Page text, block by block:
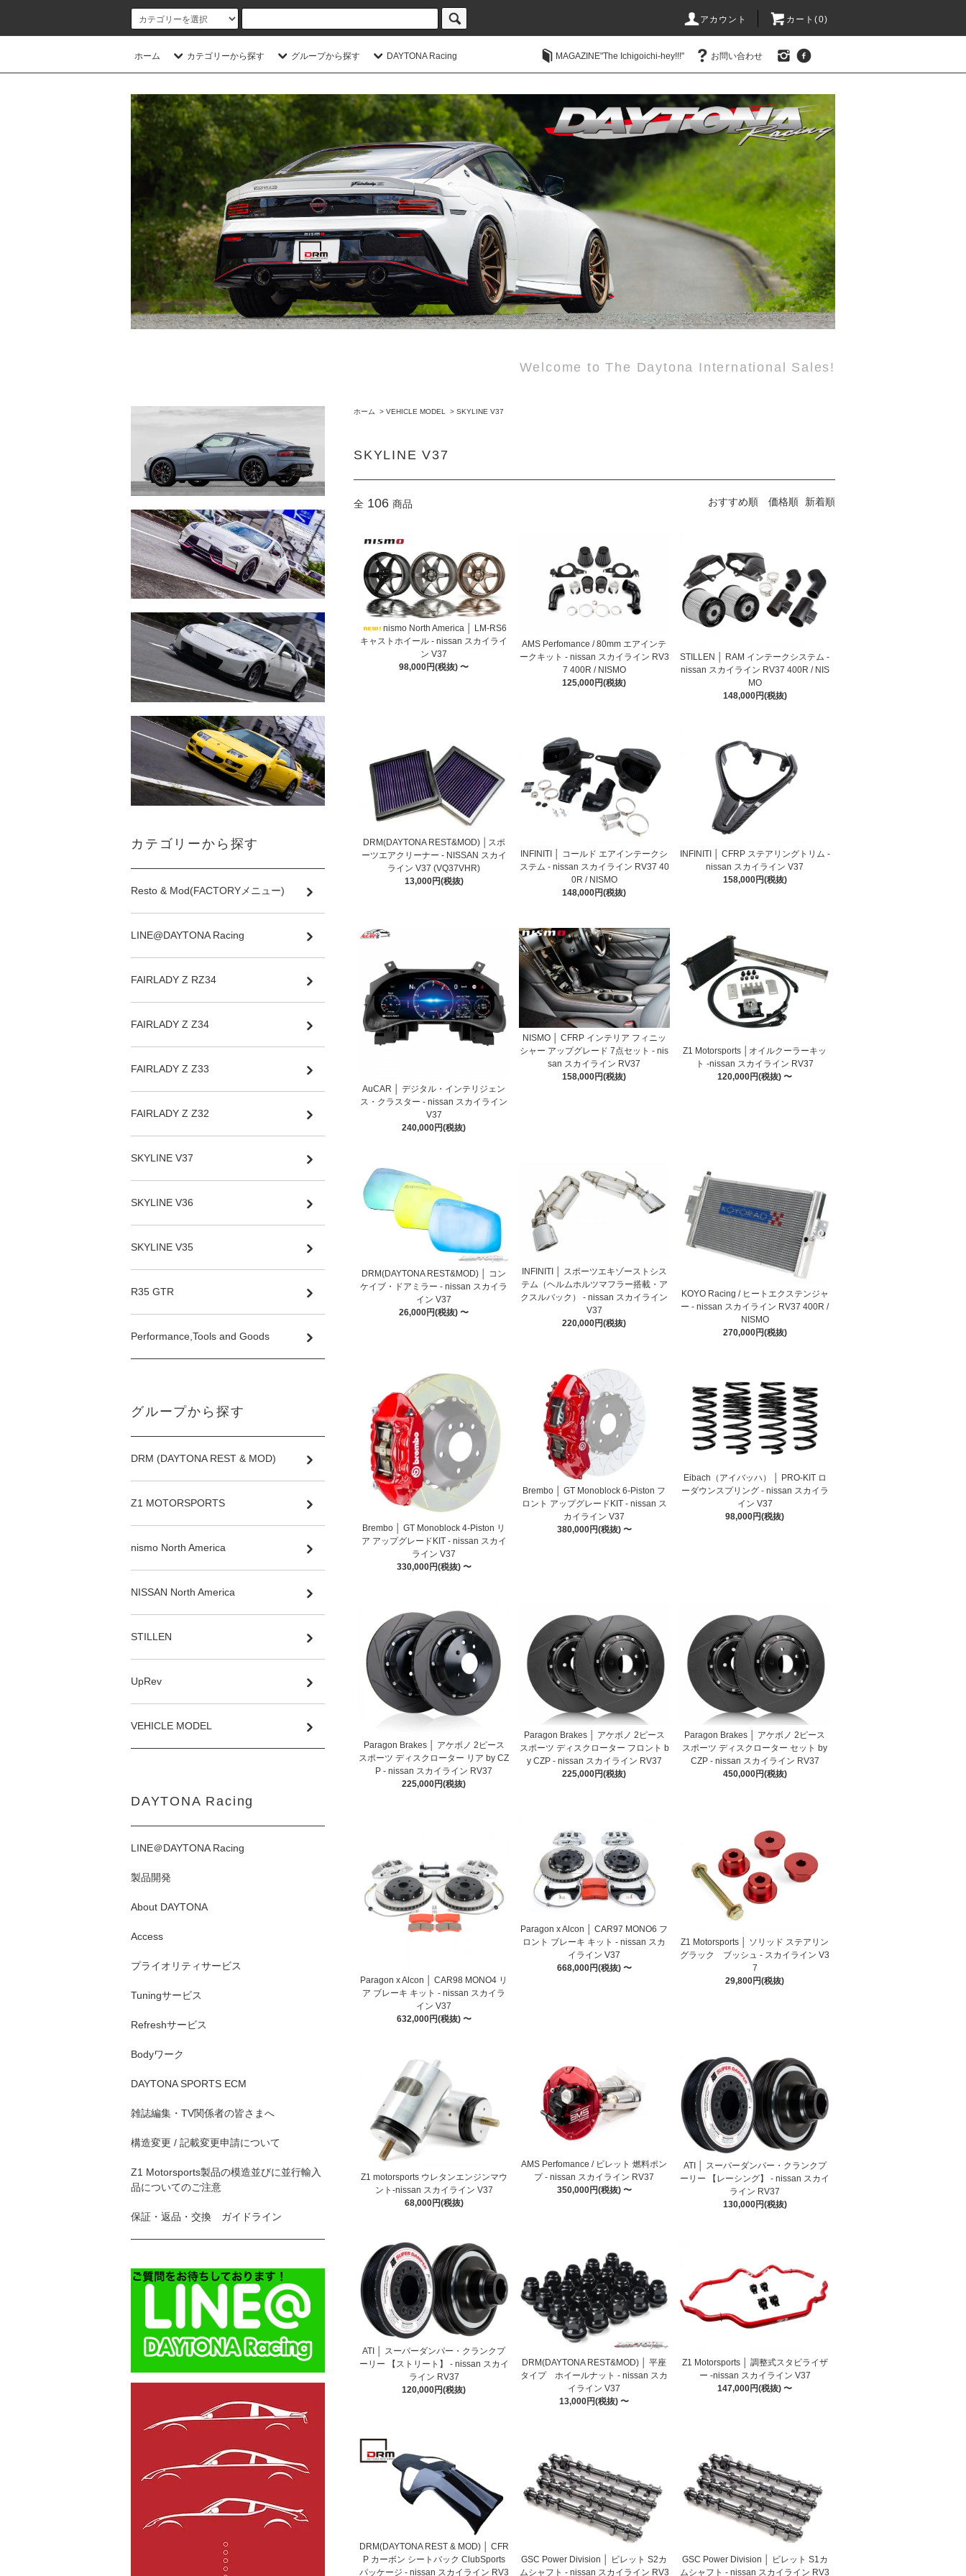
アカウント カート(0)
ホーム カテゴリーから探す グループから探す DAYTONA Racing MAGAZINE"The Ichigoichi-hey!!!" お問い合わせ
Welcome to The Daytona International Sales!
ホーム > VEHICLE MODEL > SKYLINE V37
SKYLINE V37
全 106 商品 おすすめ順 価格順 新着順
nismo North America │ LM-RS6
キャストホイール - nissan スカイライ
ン V37
98,000円(税抜) 〜
AMS Perfomance / 80mm エアインテ
ークキット - nissan スカイライン RV3
7 400R / NISMO
125,000円(税抜)
STILLEN │ RAM インテークシステム -
nissan スカイライン RV37 400R / NIS
MO
148,000円(税抜)
DRM(DAYTONA REST&MOD) │スポ
ーツエアクリーナー - NISSAN スカイ
ライン V37 (VQ37VHR)
13,000円(税抜)
INFINITI │ コールド エアインテークシ
ステム - nissan スカイライン RV37 40
0R / NISMO
148,000円(税抜)
INFINITI │ CFRP ステアリングトリム -
nissan スカイライン V37
158,000円(税抜)
AuCAR │ デジタル・インテリジェン
ス・クラスター - nissan スカイライン
V37
240,000円(税抜)
NISMO │ CFRP インテリア フィニッ
シャー アップグレード 7点セット - nis
san スカイライン RV37
158,000円(税抜)
Z1 Motorsports │オイルクーラーキッ
ト -nissan スカイライン RV37
120,000円(税抜) 〜
DRM(DAYTONA REST&MOD) │ コン
ケイブ・ドアミラー - nissan スカイラ
イン V37
26,000円(税抜) 〜
INFINITI │ スポーツエキゾーストシス
テム（ヘルムホルツマフラー搭載・ア
クスルバック） - nissan スカイライン
V37
220,000円(税抜)
KOYO Racing / ヒートエクステンジャ
ー - nissan スカイライン RV37 400R /
NISMO
270,000円(税抜)
Brembo │ GT Monoblock 4-Piston リ
ア アップグレードKIT - nissan スカイ
ライン V37
330,000円(税抜) 〜
Brembo │ GT Monoblock 6-Piston フ
ロント アップグレードKIT - nissan ス
カイライン V37
380,000円(税抜) 〜
Eibach（アイバッハ） │ PRO-KIT ロ
ーダウンスプリング - nissan スカイラ
イン V37
98,000円(税抜)
Paragon Brakes │ アケボノ 2ピース
スポーツ ディスクローター リア by CZ
P - nissan スカイライン RV37
225,000円(税抜)
Paragon Brakes │ アケボノ 2ピース
スポーツ ディスクローター フロント b
y CZP - nissan スカイライン RV37
225,000円(税抜)
Paragon Brakes │ アケボノ 2ピース
スポーツ ディスクローター セット by
CZP - nissan スカイライン RV37
450,000円(税抜)
Paragon x Alcon │ CAR98 MONO4 リ
ア ブレーキ キット - nissan スカイラ
イン V37
632,000円(税抜) 〜
Paragon x Alcon │ CAR97 MONO6 フ
ロント ブレーキ キット - nissan スカ
イライン V37
668,000円(税抜) 〜
Z1 Motorsports │ ソリッド ステアリン
グラック ブッシュ - スカイライン V3
7
29,800円(税抜)
Z1 motorsports ウレタンエンジンマウ
ント-nissan スカイライン V37
68,000円(税抜)
AMS Perfomance / ビレット 燃料ポン
プ - nissan スカイライン RV37
350,000円(税抜) 〜
ATI │ スーパーダンパー・クランクプ
ーリー 【レーシング】 - nissan スカイ
ライン RV37
130,000円(税抜)
ATI │ スーパーダンパー・クランクプ
ーリー 【ストリート】 - nissan スカイ
ライン RV37
120,000円(税抜)
DRM(DAYTONA REST&MOD) │ 平座
タイプ ホイールナット - nissan スカ
イライン V37
13,000円(税抜) 〜
Z1 Motorsports │ 調整式スタビライザ
ー -nissan スカイライン V37
147,000円(税抜) 〜
DRM(DAYTONA REST & MOD) │ CFR
P カーボン シートバック ClubSports
パッケージ - nissan スカイライン RV3
GSC Power Division │ ビレット S2カ
ムシャフト - nissan スカイライン RV3
GSC Power Division │ ビレット S1カ
ムシャフト - nissan スカイライン RV3
カテゴリーから探す
Resto & Mod(FACTORYメニュー)
LINE@DAYTONA Racing
FAIRLADY Z RZ34
FAIRLADY Z Z34
FAIRLADY Z Z33
FAIRLADY Z Z32
SKYLINE V37
SKYLINE V36
SKYLINE V35
R35 GTR
Performance,Tools and Goods
グループから探す
DRM (DAYTONA REST & MOD)
Z1 MOTORSPORTS
nismo North America
NISSAN North America
STILLEN
UpRev
VEHICLE MODEL
DAYTONA Racing
LINE＠DAYTONA Racing
製品開発
About DAYTONA
Access
プライオリティサービス
Tuningサービス
Refreshサービス
Bodyワーク
DAYTONA SPORTS ECM
雑誌編集・TV関係者の皆さまへ
構造変更 / 記載変更申請について
Z1 Motorsports製品の模造並びに並行輸入
品についてのご注意
保証・返品・交換 ガイドライン